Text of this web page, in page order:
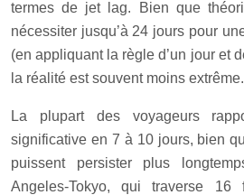
termes de jet lag. Bien que
nécessiter jusqu’à 24 jours pour
(en appliquant la règle d’un jour et
la réalité est souvent moins extrême.
La plupart des voyageurs
significative en 7 à 10 jours, bien
puissent persister plus
Angeles-Tokyo, qui traverse 16